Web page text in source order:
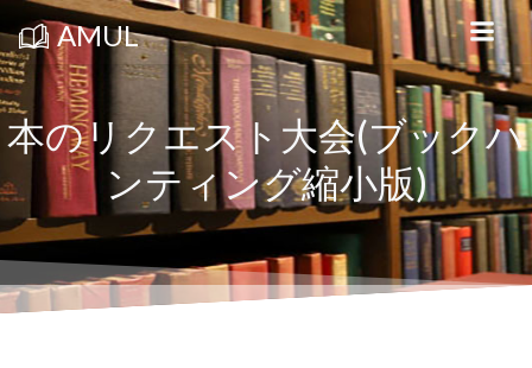
コ
ン
テ
ン
ツ
へ
キ
ッ
プ
AMUL
本のリクエスト大会(ブックハ
ンティング縮小版)